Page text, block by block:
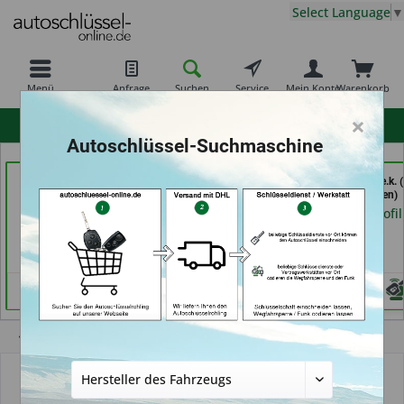
Menü Anfrage Suchen Service Warenkorb
Mein Konto
Select Language ▼
ECU Service
Mobilservice (in
Augsburg)
Händlerprofil
der Schlüssel Service
Moos (in Märstetten)
Händlerprofil
moeller-24.de e.k.
Gelsenkirchen)
Händlerprofil
Autoschlüsselgehäuse und Zubehör
×
Autoschlüssel-Suchmaschine